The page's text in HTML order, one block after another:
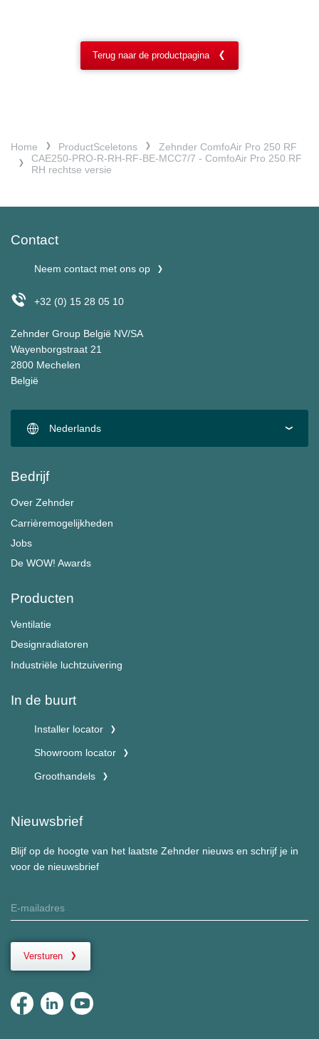
Terug naar de productpagina
Home ProductSceletons
Zehnder ComfoAir Pro 250 RF
CAE250-PRO-R-RH-RF-BE-MCC7/7 - ComfoAir Pro 250 RF
RH rechtse versie
Contact
Neem contact met ons op
+32 (0) 15 28 05 10
Zehnder Group België NV/SA
Wayenborgstraat 21
2800 Mechelen
België
Nederlands
Bedrijf
Over Zehnder
Carrièremogelijkheden
Jobs
De WOW! Awards
Producten
Ventilatie
Designradiatoren
Industriële luchtzuivering
In de buurt
Installer locator
Showroom locator
Groothandels
Nieuwsbrief
Blijf op de hoogte van het laatste Zehnder nieuws en schrijf je in
voor de nieuwsbrief
Versturen